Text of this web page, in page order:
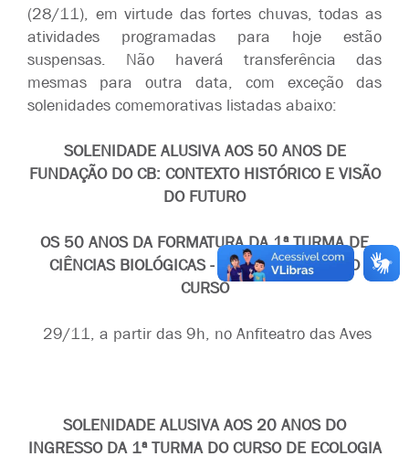
(28/11), em virtude das fortes chuvas, todas as
atividades programadas para hoje estão
suspensas. Não haverá transferência das
mesmas para outra data, com exceção das
solenidades comemorativas listadas abaixo:
SOLENIDADE ALUSIVA AOS 50 ANOS DE
FUNDAÇÃO DO CB: CONTEXTO HISTÓRICO E VISÃO
DO FUTURO
OS 50 ANOS DA FORMATURA DA 1ª TURMA DE
CIÊNCIAS BIOLÓGICAS - RETROSPECTIVA DO
CURSO
29/11, a partir das 9h, no Anfiteatro das Aves
SOLENIDADE ALUSIVA AOS 20 ANOS DO
INGRESSO DA 1ª TURMA DO CURSO DE ECOLOGIA